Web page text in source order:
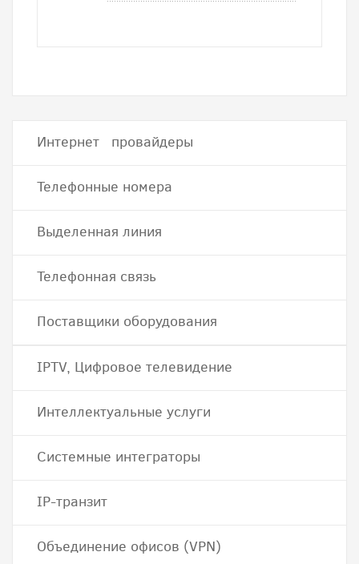
Интернет провайдеры
Телефонные номера
Выделенная линия
Телефонная связь
Поставщики оборудования
IPTV, Цифровое телевидение
Интеллектуальные услуги
Системные интеграторы
IP-транзит
Объединение офисов (VPN)